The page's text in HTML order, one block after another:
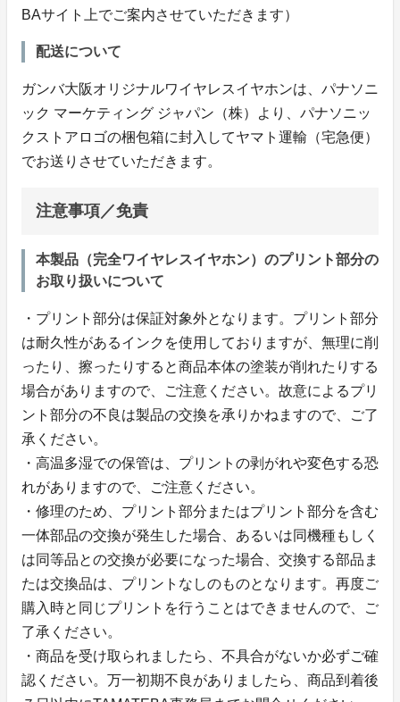
BAサイト上でご案内させていただきます）
配送について
ガンバ大阪オリジナルワイヤレスイヤホンは、パナソニ
ック マーケティング ジャパン（株）より、パナソニッ
クストアロゴの梱包箱に封入してヤマト運輸（宅急便）
でお送りさせていただきます。
注意事項／免責
本製品（完全ワイヤレスイヤホン）のプリント部分の
お取り扱いについて
・プリント部分は保証対象外となります。プリント部分
は耐久性があるインクを使用しておりますが、無理に削
ったり、擦ったりすると商品本体の塗装が削れたりする
場合がありますので、ご注意ください。故意によるプリ
ント部分の不良は製品の交換を承りかねますので、ご了
承ください。
・高温多湿での保管は、プリントの剥がれや変色する恐
れがありますので、ご注意ください。
・修理のため、プリント部分またはプリント部分を含む
一体部品の交換が発生した場合、あるいは同機種もしく
は同等品との交換が必要になった場合、交換する部品ま
たは交換品は、プリントなしのものとなります。再度ご
購入時と同じプリントを行うことはできませんので、ご
了承ください。
・商品を受け取られましたら、不具合がないか必ずご確
認ください。万一初期不良がありましたら、商品到着後